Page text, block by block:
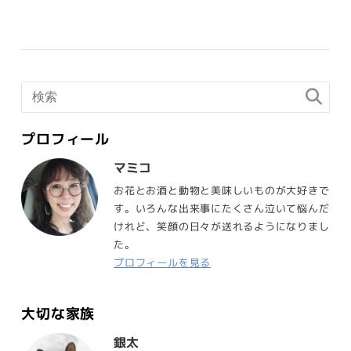
プロフィール
マミコ
お花とお酒と動物と美味しいものが大好きで
す。いろんな出来事にたくさん泣いて悩んだ
けれど、笑顔の日々が送れるようになりまし
た。
プロフィールを見る
大切な家族
銀太